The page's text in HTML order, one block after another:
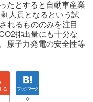
たとすると自動車産業
人員となるという試
れるもののみを注目
排出量にも十分な
原子力発電の安全性等
る ブックマーク
0